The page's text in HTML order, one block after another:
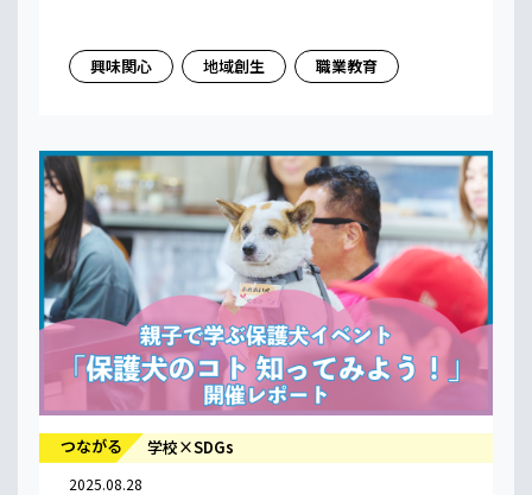
興味関心 地域創生 職業教育
つながる 学校×SDGs
2025.08.28